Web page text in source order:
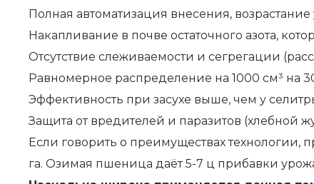
Полная автоматизация внесения, возрастание
Накапливание в почве остаточного азота,
Отсутствие слеживаемости и сегрегации
Равномерное распределение на 1000 см³ на
Эффективность при засухе выше, чем у
Защита от вредителей и паразитов (хлебной
Если говорить о преимуществах технологии,
га. Озимая пшеница даёт 5-7 ц прибавки